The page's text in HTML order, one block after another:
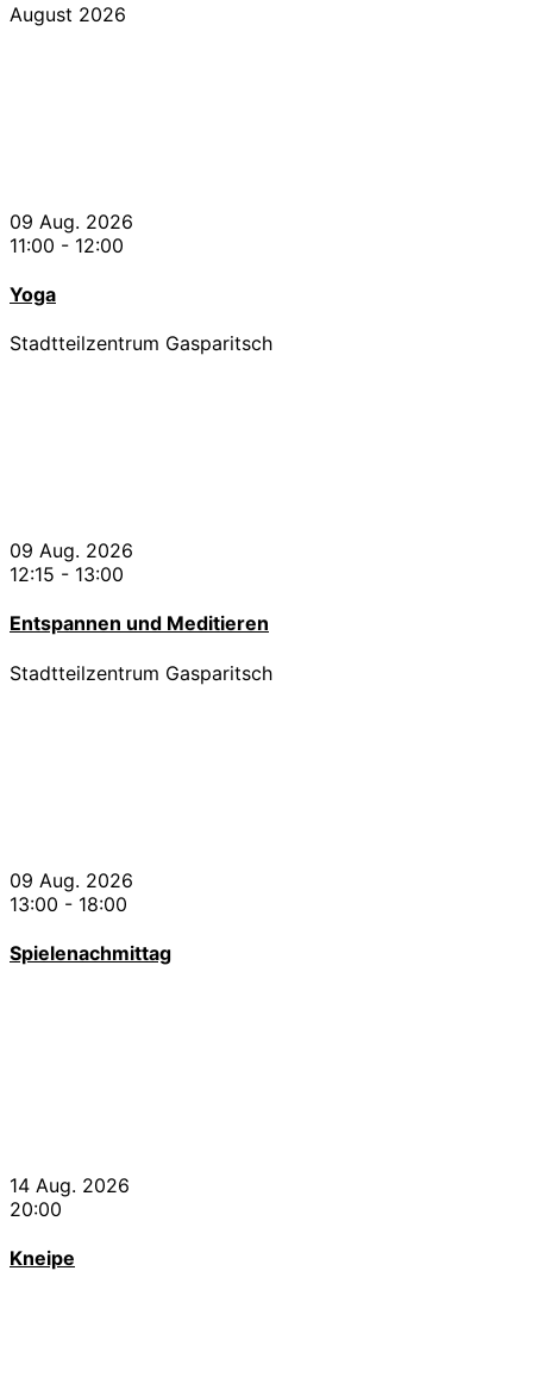
August 2026
09 Aug. 2026
11:00 - 12:00
Yoga
Stadtteilzentrum Gasparitsch
09 Aug. 2026
12:15 - 13:00
Entspannen und Meditieren
Stadtteilzentrum Gasparitsch
09 Aug. 2026
13:00 - 18:00
Spielenachmittag
14 Aug. 2026
20:00
Kneipe